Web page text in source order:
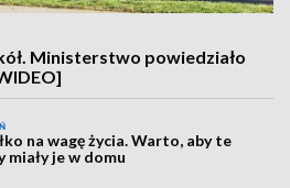
Ministerstwo powiedziało
na wagę życia. Warto, aby te
miały je w domu